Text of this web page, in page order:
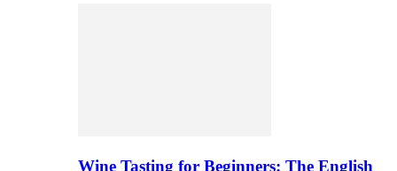
Wine Tasting for Beginners: The English